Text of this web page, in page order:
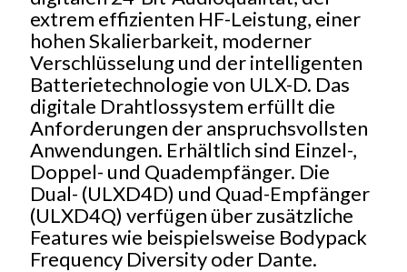
extrem effizienten HF-Leistung, einer
hohen Skalierbarkeit, moderner
Verschlüsselung und der intelligenten
Batterietechnologie von ULX-D. Das
digitale Drahtlossystem erfüllt die
Anforderungen der anspruchsvollsten
Anwendungen. Erhältlich sind Einzel-,
Doppel- und Quadempfänger. Die
Dual- (ULXD4D) und Quad-Empfänger
(ULXD4Q) verfügen über zusätzliche
Features wie beispielsweise Bodypack
Frequency Diversity oder Dante.